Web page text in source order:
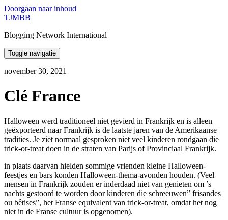
Doorgaan naar inhoud
TJMBB
Blogging Network International
Toggle navigatie
november 30, 2021
Clé France
Halloween werd traditioneel niet gevierd in Frankrijk en is alleen
geëxporteerd naar Frankrijk is de laatste jaren van de Amerikaanse
tradities. Je ziet normaal gesproken niet veel kinderen rondgaan die
trick-or-treat doen in de straten van Parijs of Provinciaal Frankrijk.
in plaats daarvan hielden sommige vrienden kleine Halloween-
feestjes en bars konden Halloween-thema-avonden houden. (Veel
mensen in Frankrijk zouden er inderdaad niet van genieten om ’s
nachts gestoord te worden door kinderen die schreeuwen” frisandes
ou bêtises”, het Franse equivalent van trick-or-treat, omdat het nog
niet in de Franse cultuur is opgenomen).